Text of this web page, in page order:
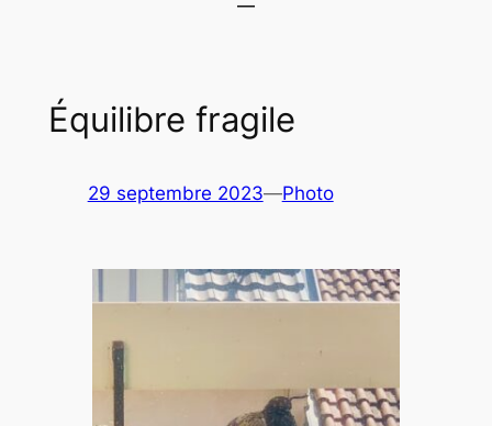
Équilibre fragile
29 septembre 2023—Photo